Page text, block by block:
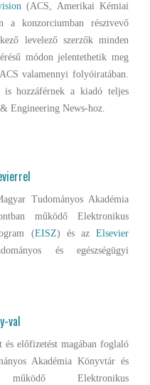
(ACS, Amerikai Kémiai
a konzorciumban résztvevő
levelező szerzők minden
módon jelentethetik meg
valamennyi folyóiratában.
is hozzáférnek a kiadó teljes
Engineering News-hoz.
Tudományos Akadémia
működő Elektronikus
(EISZ) és az Elsevier
és egészségügyi
val
és előfizetést magában foglaló
Akadémia Könyvtár és
Elektronikus